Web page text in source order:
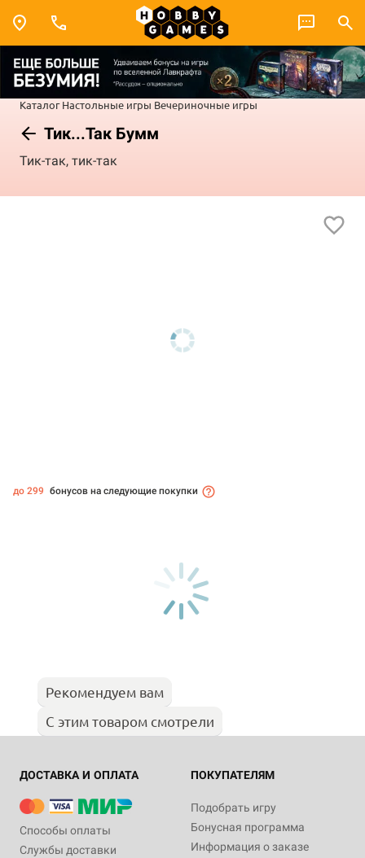
Каталог Настольные игры Вечериночные игры
Тик...Так Бумм
Тик-так, тик-так
до 299 бонусов на следующие покупки
Рекомендуем вам
С этим товаром смотрели
ДОСТАВКА И ОПЛАТА
Способы оплаты
Службы доставки
ПОКУПАТЕЛЯМ
Подобрать игру
Бонусная программа
Информация о заказе